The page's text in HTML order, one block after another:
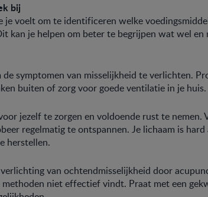
bij
je voelt om te identificeren welke
kan je helpen om beter te begrijpen wat wel
de symptomen van misselijkheid te verlichten.
buiten of zorg voor goede ventilatie in je huis.
jezelf te zorgen en voldoende rust te nemen.
regelmatig te ontspannen. Je lichaam is
herstellen.
van ochtendmisselijkheid door
methoden niet effectief vindt. Praat met een